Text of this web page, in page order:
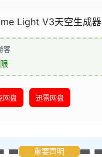
Light V3天空生成器
客
网盘 迅雷网盘
重要声明